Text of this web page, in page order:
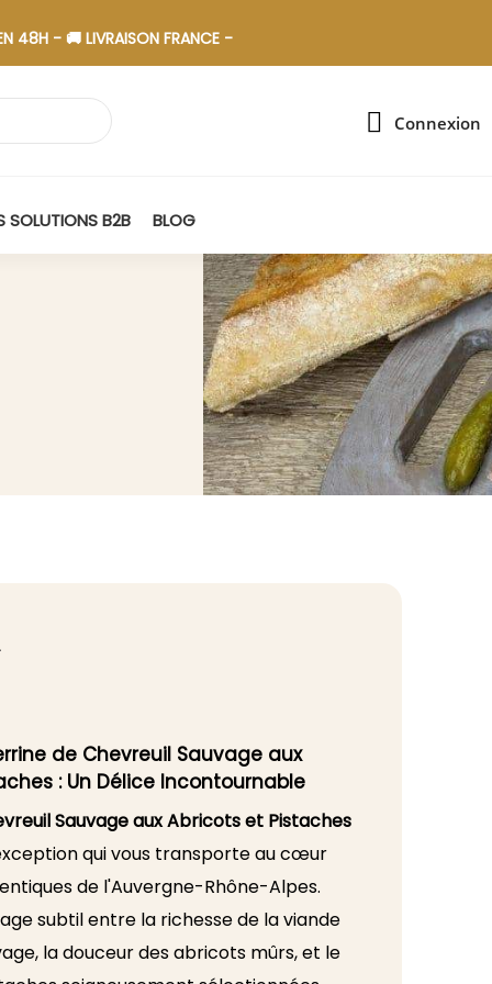
FRANCE - 🎁 ASSEMBLAGE EN ESAT
Connexion
SOLUTIONS B2B BLOG
de Chevreuil Sauvage aux
: Un Délice Incontournable
Sauvage aux Abricots et Pistaches
qui vous transporte au cœur
de l'Auvergne-Rhône-Alpes.
subtil entre la richesse de la viande
la douceur des abricots mûrs, et le